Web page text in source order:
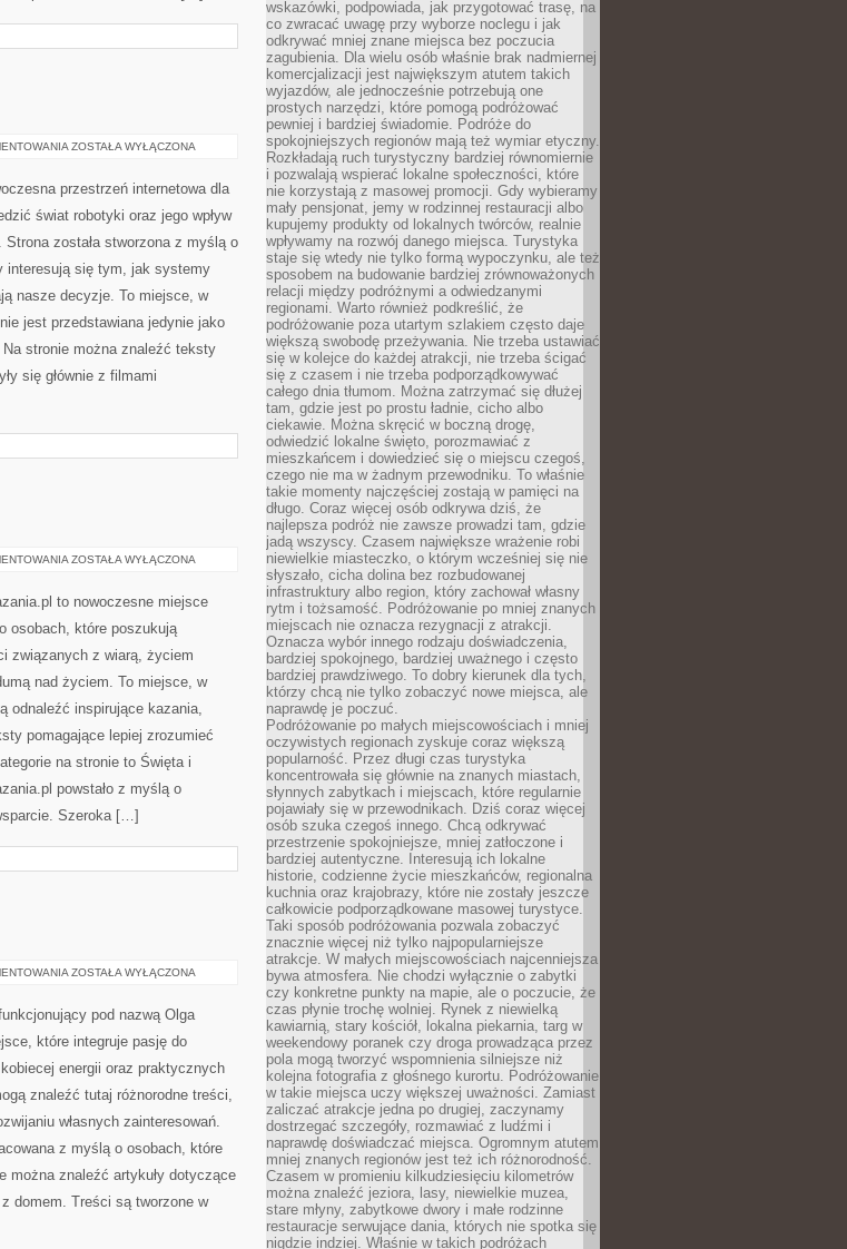
STARTUPY
ZOSTAŁA WYŁĄCZONA
przestrzeń internetowa dla
świat robotyki oraz jego wpływ
została stworzona z myślą o
interesują się tym, jak systemy
nasze decyzje. To miejsce, w
jest przedstawiana jedynie jako
stronie można znaleźć teksty
się głównie z filmami
MSZE
ZOSTAŁA WYŁĄCZONA
to nowoczesne miejsce
osobach, które poszukują
związanych z wiarą, życiem
nad życiem. To miejsce, w
odnaleźć inspirujące kazania,
pomagające lepiej zrozumieć
na stronie to Święta i
powstało z myślą o
Szeroka […]
PODRÓŻE
ZOSTAŁA WYŁĄCZONA
pod nazwą Olga
które integruje pasję do
energii oraz praktycznych
znaleźć tutaj różnorodne treści,
własnych zainteresowań.
z myślą o osobach, które
można znaleźć artykuły dotyczące
domem. Treści są tworzone w
wskazówki, podpowiada, jak przygotować trasę, na
co zwracać uwagę przy wyborze noclegu i jak
odkrywać mniej znane miejsca bez poczucia
zagubienia. Dla wielu osób właśnie brak nadmiernej
komercjalizacji jest największym atutem takich
wyjazdów, ale jednocześnie potrzebują one
prostych narzędzi, które pomogą podróżować
pewniej i bardziej świadomie. Podróże do
spokojniejszych regionów mają też wymiar etyczny.
Rozkładają ruch turystyczny bardziej równomiernie
i pozwalają wspierać lokalne społeczności, które
nie korzystają z masowej promocji. Gdy wybieramy
mały pensjonat, jemy w rodzinnej restauracji albo
kupujemy produkty od lokalnych twórców, realnie
wpływamy na rozwój danego miejsca. Turystyka
staje się wtedy nie tylko formą wypoczynku, ale też
sposobem na budowanie bardziej zrównoważonych
relacji między podróżnymi a odwiedzanymi
regionami. Warto również podkreślić, że
podróżowanie poza utartym szlakiem często daje
większą swobodę przeżywania. Nie trzeba ustawiać
się w kolejce do każdej atrakcji, nie trzeba ścigać
się z czasem i nie trzeba podporządkowywać
całego dnia tłumom. Można zatrzymać się dłużej
tam, gdzie jest po prostu ładnie, cicho albo
ciekawie. Można skręcić w boczną drogę,
odwiedzić lokalne święto, porozmawiać z
mieszkańcem i dowiedzieć się o miejscu czegoś,
czego nie ma w żadnym przewodniku. To właśnie
takie momenty najczęściej zostają w pamięci na
długo. Coraz więcej osób odkrywa dziś, że
najlepsza podróż nie zawsze prowadzi tam, gdzie
jadą wszyscy. Czasem największe wrażenie robi
niewielkie miasteczko, o którym wcześniej się nie
słyszało, cicha dolina bez rozbudowanej
infrastruktury albo region, który zachował własny
rytm i tożsamość. Podróżowanie po mniej znanych
miejscach nie oznacza rezygnacji z atrakcji.
Oznacza wybór innego rodzaju doświadczenia,
bardziej spokojnego, bardziej uważnego i często
bardziej prawdziwego. To dobry kierunek dla tych,
którzy chcą nie tylko zobaczyć nowe miejsca, ale
naprawdę je poczuć.
Podróżowanie po małych miejscowościach i mniej
oczywistych regionach zyskuje coraz większą
popularność. Przez długi czas turystyka
koncentrowała się głównie na znanych miastach,
słynnych zabytkach i miejscach, które regularnie
pojawiały się w przewodnikach. Dziś coraz więcej
osób szuka czegoś innego. Chcą odkrywać
przestrzenie spokojniejsze, mniej zatłoczone i
bardziej autentyczne. Interesują ich lokalne
historie, codzienne życie mieszkańców, regionalna
kuchnia oraz krajobrazy, które nie zostały jeszcze
całkowicie podporządkowane masowej turystyce.
Taki sposób podróżowania pozwala zobaczyć
znacznie więcej niż tylko najpopularniejsze
atrakcje. W małych miejscowościach najcenniejsza
bywa atmosfera. Nie chodzi wyłącznie o zabytki
czy konkretne punkty na mapie, ale o poczucie, że
czas płynie trochę wolniej. Rynek z niewielką
kawiarnią, stary kościół, lokalna piekarnia, targ w
weekendowy poranek czy droga prowadząca przez
pola mogą tworzyć wspomnienia silniejsze niż
kolejna fotografia z głośnego kurortu. Podróżowanie
w takie miejsca uczy większej uważności. Zamiast
zaliczać atrakcje jedna po drugiej, zaczynamy
dostrzegać szczegóły, rozmawiać z ludźmi i
naprawdę doświadczać miejsca. Ogromnym atutem
mniej znanych regionów jest też ich różnorodność.
Czasem w promieniu kilkudziesięciu kilometrów
można znaleźć jeziora, lasy, niewielkie muzea,
stare młyny, zabytkowe dwory i małe rodzinne
restauracje serwujące dania, których nie spotka się
nigdzie indziej. Właśnie w takich podróżach